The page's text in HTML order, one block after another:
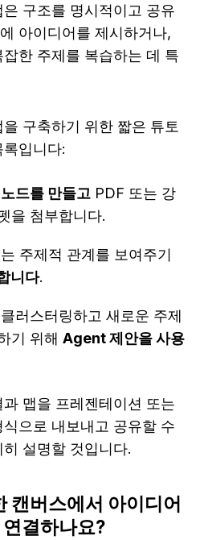
구조를 명시적이고 공유
아이디어를 제시하거나,
한 주제를 복습하는 데 특
구축하기 위한 짧은 튜토
입니다:
노드를 만들고 PDF 또는 강
을 첨부합니다.
주제적 관계를 보여주기
니다.
러스터링하고 새로운 주제
기 위해 Agent 제안을 사용
맵을 프레젠테이션 또는
으로 내보내고 공유할 수
설명할 것입니다.
캔버스에서 아이디어
결하나요?